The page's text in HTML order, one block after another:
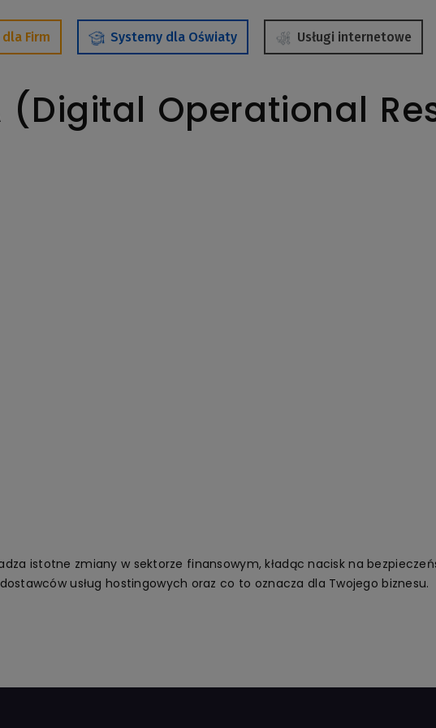
Firm Systemy dla Oświaty Usługi internetowe
(Digital Operational
istotne zmiany w sektorze finansowym, kładąc nacisk na
usług hostingowych oraz co to oznacza dla Twojego biznesu.